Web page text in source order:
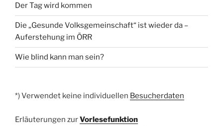
Der Tag wird kommen
Die „Gesunde Volksgemeinschaft“ ist wieder da –
Auferstehung im ÖRR
Wie blind kann man sein?
*) Verwendet keine individuellen Besucherdaten
Erläuterungen zurVorlesefunktion